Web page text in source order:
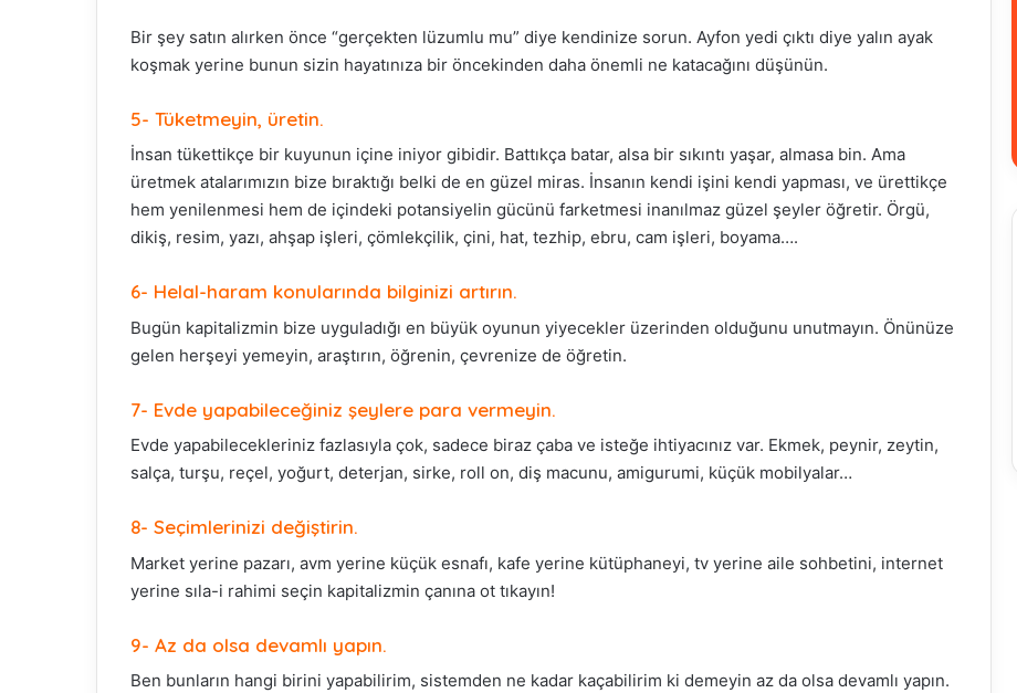
Bir şey satın alırken önce “gerçekten lüzumlu mu” diye kendinize sorun. Ayfon yedi çıktı diye yalın ayak
koşmak yerine bunun sizin hayatınıza bir öncekinden daha önemli ne katacağını düşünün.
5- Tüketmeyin, üretin.
İnsan tükettikçe bir kuyunun içine iniyor gibidir. Battıkça batar, alsa bir sıkıntı yaşar, almasa bin. Ama
üretmek atalarımızın bize bıraktığı belki de en güzel miras. İnsanın kendi işini kendi yapması, ve ürettikçe
hem yenilenmesi hem de içindeki potansiyelin gücünü farketmesi inanılmaz güzel şeyler öğretir. Örgü,
dikiş, resim, yazı, ahşap işleri, çömlekçilik, çini, hat, tezhip, ebru, cam işleri, boyama….
6- Helal-haram konularında bilginizi artırın.
Bugün kapitalizmin bize uyguladığı en büyük oyunun yiyecekler üzerinden olduğunu unutmayın. Önünüze
gelen herşeyi yemeyin, araştırın, öğrenin, çevrenize de öğretin.
7- Evde yapabileceğiniz şeylere para vermeyin.
Evde yapabilecekleriniz fazlasıyla çok, sadece biraz çaba ve isteğe ihtiyacınız var. Ekmek, peynir, zeytin,
salça, turşu, reçel, yoğurt, deterjan, sirke, roll on, diş macunu, amigurumi, küçük mobilyalar…
8- Seçimlerinizi değiştirin.
Market yerine pazarı, avm yerine küçük esnafı, kafe yerine kütüphaneyi, tv yerine aile sohbetini, internet
yerine sıla-i rahimi seçin kapitalizmin çanına ot tıkayın!
9- Az da olsa devamlı yapın.
Ben bunların hangi birini yapabilirim, sistemden ne kadar kaçabilirim ki demeyin az da olsa devamlı yapın.
Fasih Arapça ile Rap’i